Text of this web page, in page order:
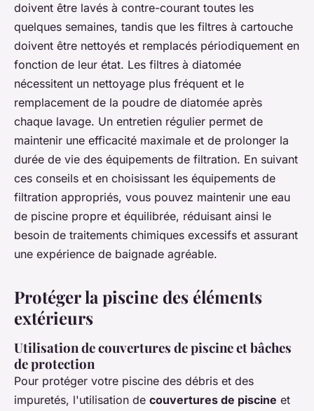
doivent être lavés à contre-courant toutes les
quelques semaines, tandis que les filtres à cartouche
doivent être nettoyés et remplacés périodiquement en
fonction de leur état. Les filtres à diatomée
nécessitent un nettoyage plus fréquent et le
remplacement de la poudre de diatomée après
chaque lavage. Un entretien régulier permet de
maintenir une efficacité maximale et de prolonger la
durée de vie des équipements de filtration. En suivant
ces conseils et en choisissant les équipements de
filtration appropriés, vous pouvez maintenir une eau
de piscine propre et équilibrée, réduisant ainsi le
besoin de traitements chimiques excessifs et assurant
une expérience de baignade agréable.
Protéger la piscine des éléments
extérieurs
Utilisation de couvertures de piscine et bâches
de protection
Pour protéger votre piscine des débris et des
impuretés, l'utilisation de couvertures de piscine et